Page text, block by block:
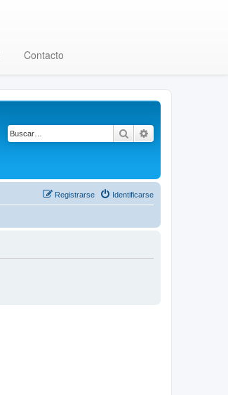
Contacto
Buscar
Identificarse
Registrarse